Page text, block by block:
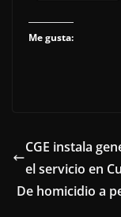
Me gusta:
CGE instala
el servicio en
De homicidio a